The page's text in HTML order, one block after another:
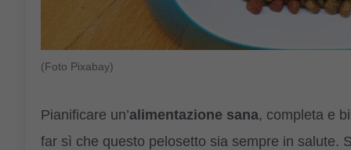
(Foto Pixabay)
Pianificare un’alimentazione sana, completa e
far sì che questo pelosetto sia sempre in salute.